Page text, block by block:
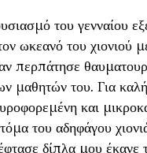
του γενναίου
ωκεανό του χιονιού με
περπάτησε
μαθητών του. Για
και
του αδηφάγου
δίπλα μου